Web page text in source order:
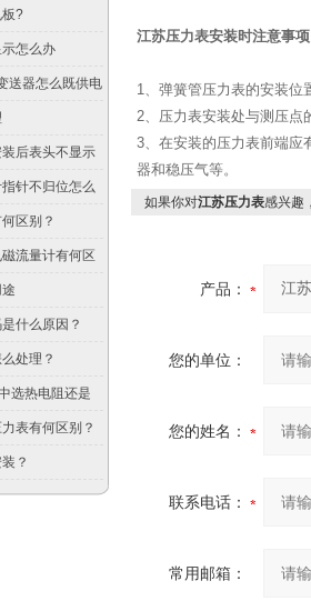
板?
怎么办
送器怎么既供电
后表头不显示
针不归位怎么
区别？
流量计有何区
什么原因？
处理？
选热电阻还是
表有何区别？
？
江苏压力表安装时注意事项
1、弹簧管压力表的安装位
2、压力表安装处与测压点
3、在安装的压力表前端应
器和稳压气等。
如果你对江苏压力表感兴趣
产品：
您的单位：
您的姓名：
联系电话：
常用邮箱：